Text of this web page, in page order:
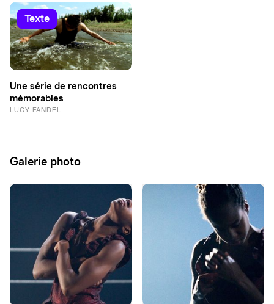
texte
Une série de rencontres
mémorables
LUCY FANDEL
Galerie photo